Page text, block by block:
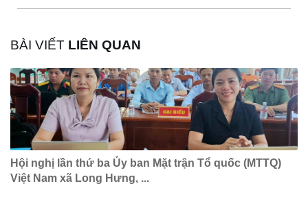
BÀI VIẾT LIÊN QUAN
Hội nghị lần thứ ba Ủy ban Mặt trận Tổ quốc (MTTQ)
Việt Nam xã Long Hưng, ...